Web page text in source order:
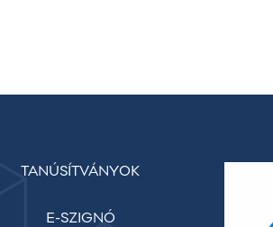
TANÚSÍTVÁNYOK
E-SZIGNÓ